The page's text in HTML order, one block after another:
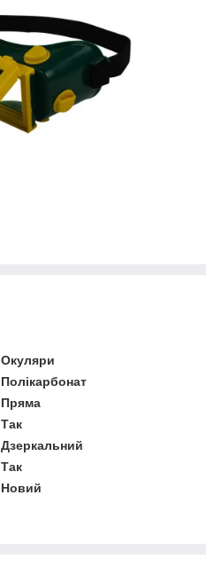
Окуляри
Полікарбонат
Пряма
Так
Дзеркальний
Так
Новий